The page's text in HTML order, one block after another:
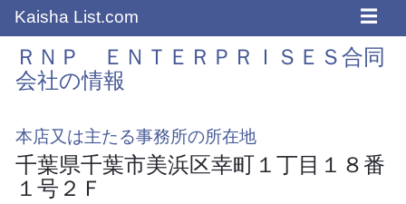
Kaisha List.com ☰
ＲＮＰ ＥＮＴＥＲＰＲＩＳＥＳ合同
会社の情報
本店又は主たる事務所の所在地
千葉県千葉市美浜区幸町１丁目１８番
１号２Ｆ